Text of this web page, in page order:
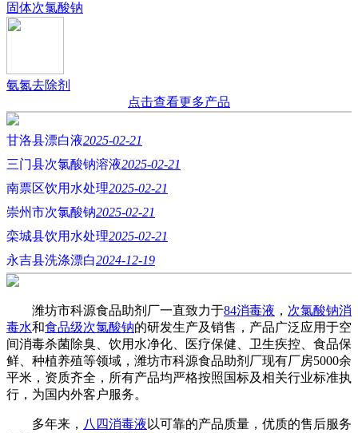
固体次氯酸钠
氨氮去除剂
点击查看更多产品
甘洛县漂白液2025-02-21
三门县次氯酸钠溶液2025-02-21
南票区饮用水处理2025-02-21
崇州市次氯酸钠2025-02-21
栾城县饮用水处理2025-02-21
永吉县洗涤漂白2024-12-19
潍坊市科源食品助剂厂一直致力于84消毒液 ， 次氯酸钠消
毒水和食品级次氯酸钠的研发生产及销售，产品广泛应用于空
间消毒杀菌除臭、饮用水净化、医疗保健、卫生疾控、食品保
鲜、种植养殖等领域，潍坊市科源食品助剂厂现有厂房5000余
平米，资质齐全，所有产品均严格按照国标及相关行业标准执
行，为国内外客户服务。
多年来， 八四消毒液 以可靠的产品质量，优质的售后服务